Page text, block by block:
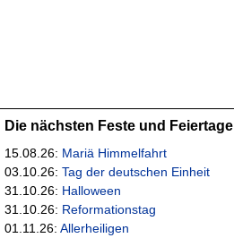
Die nächsten Feste und Feiertage
15.08.26: Mariä Himmelfahrt
03.10.26: Tag der deutschen Einheit
31.10.26: Halloween
31.10.26: Reformationstag
01.11.26: Allerheiligen